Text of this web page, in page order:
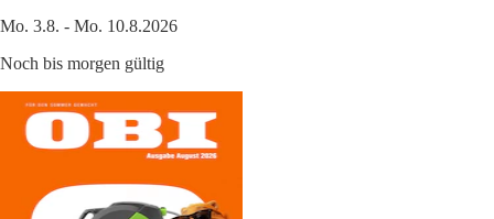
Mo. 3.8. - Mo. 10.8.2026
Noch bis morgen gültig